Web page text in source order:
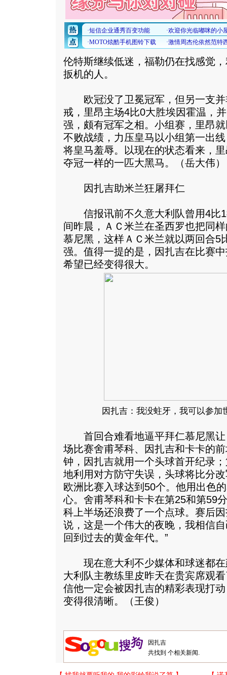
伦特斯继续低迷，福勒仍在找感觉
扳机的人。
欧冠没了卫冕冠军，但另一支并
戒，里昂主场4比0大胜埃因霍温，
强，颇有冠军之相。小组赛，里昂
不败战绩，力压皇马以小组第一出
将皇马羞辱。以现在的状态看来，
夺冠一样的一匹大黑马。（岳大伟）
因扎吉助米兰狂屠拜仁
信报讯前不久意大利队曾用4比1
间昨晨，ＡＣ米兰在圣西罗也把同
慕尼黑，这样ＡＣ米兰就以两回合5
强。值得一提的是，因扎吉在比赛
希望已经变得很大。
因扎吉：我没蛀牙，我可以参加
首回合难看地逼平拜仁慕尼黑让
场比赛舍甫琴科、因扎吉和卡卡的
钟，因扎吉就用一个头球首开纪录
地利用对方防守失误，头球将比分
欧洲比赛入球达到50个。他用出色
心。舍甫琴科和卡卡在第25和第59
科上半场还浪费了一个点球。赛后
说，这是一个伟大的夜晚，我相信
回到过去的黄金年代。”
现在意大利不少媒体和球迷都在
大利队主教练里皮昨天在贵宾席观
信他一定会被因扎吉的精彩表现打
变得很清晰。（王俊）
共找到 个相关新闻.